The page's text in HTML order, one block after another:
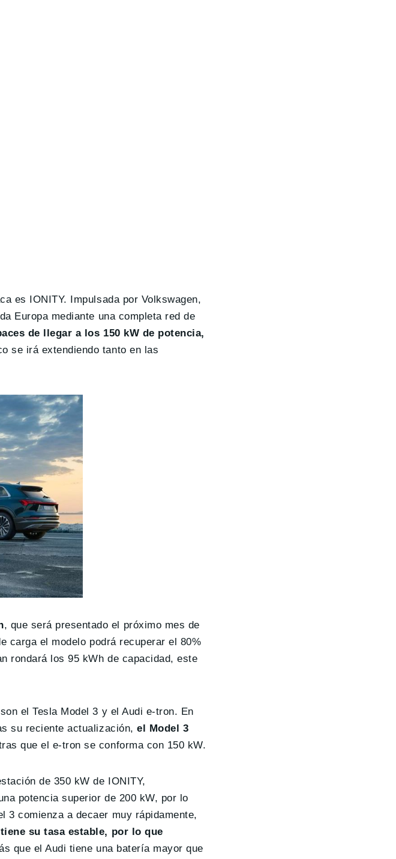
es IONITY. Impulsada por Volkswagen,
Europa mediante una completa red de
de llegar a los 150 kW de potencia,
se irá extendiendo tanto en las
, que será presentado el próximo mes de
carga el modelo podrá recuperar el 80%
rondará los 95 kWh de capacidad, este
el Tesla Model 3 y el Audi e-tron. En
su reciente actualización, el Model 3
que el e-tron se conforma con 150 kW.
de 350 kW de IONITY,
potencia superior de 200 kW, por lo
3 comienza a decaer muy rápidamente,
su tasa estable, por lo que
que el Audi tiene una batería mayor que